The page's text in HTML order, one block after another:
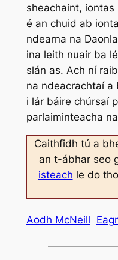
sheachaint, iontas
é an chuid ab
ndearna na
ina leith nuair ba
slán as. Ach ní
na ndeacrachtaí a
i lár báire chúrsaí
parlaiminteacha
Caithfidh tú a
an t-ábhar seo
isteach le do
Aodh McNeill